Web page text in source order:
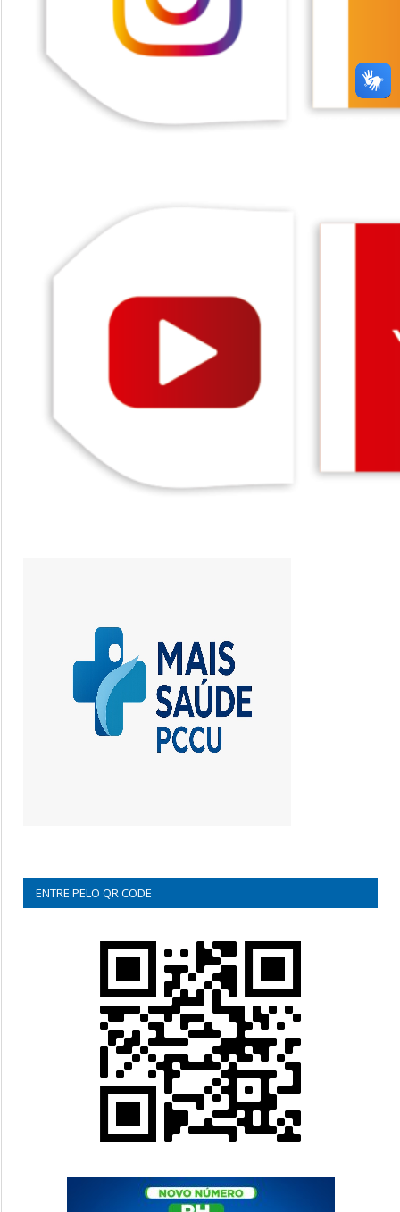
ENTRE PELO QR CODE